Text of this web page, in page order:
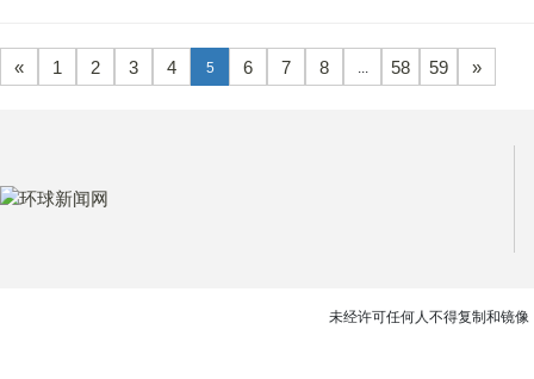
« 1 2 3 4 5 6 7 8 ... 58 59 »
未经许可任何人不得复制和镜